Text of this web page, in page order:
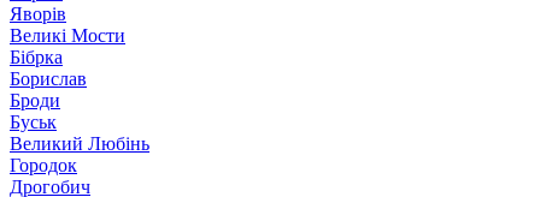
Яворів
Великі Мости
Бібрка
Борислав
Броди
Буськ
Великий Любінь
Городок
Дрогобич